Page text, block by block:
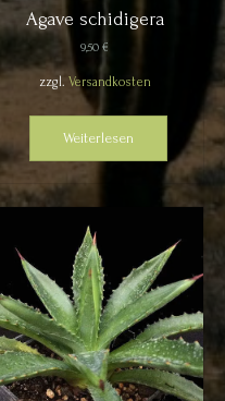
Agave schidigera
9,50€
zzgl. Versandkosten
Weiterlesen